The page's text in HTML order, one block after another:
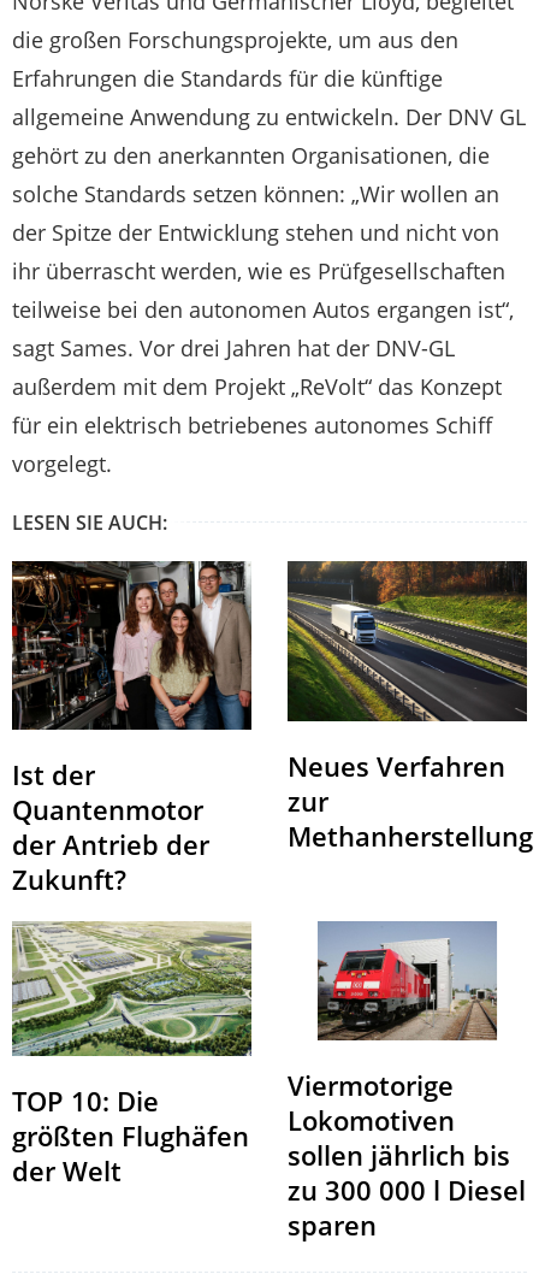
die großen Forschungsprojekte, um aus den
Erfahrungen die Standards für die künftige
allgemeine Anwendung zu entwickeln. Der DNV GL
gehört zu den anerkannten Organisationen, die
solche Standards setzen können: „Wir wollen an
der Spitze der Entwicklung stehen und nicht von
ihr überrascht werden, wie es Prüfgesellschaften
teilweise bei den autonomen Autos ergangen ist“,
sagt Sames. Vor drei Jahren hat der DNV-GL
außerdem mit dem Projekt „ReVolt“ das Konzept
für ein elektrisch betriebenes autonomes Schiff
vorgelegt.
LESEN SIE AUCH:
Ist der
Quantenmotor
der Antrieb der
Zukunft?
Neues Verfahren
zur
Methanherstellung
TOP 10: Die
größten Flughäfen
der Welt
Viermotorige
Lokomotiven
sollen jährlich bis
zu 300 000 l Diesel
sparen